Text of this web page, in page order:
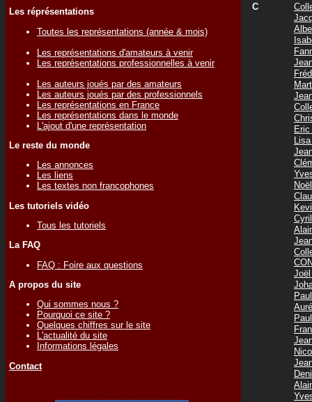
Les réprésentations
Toutes les représentations (année & mois)
Les représentations d'amateurs à venir
Les représentations professionnelles à venir
Les auteurs joués par des amateurs
Les auteurs joués par des professionnels
Les représentations en France
Les représentations dans le monde
L'ajout d'une représentation
Le reste du monde
Les annonces
Les liens
Les textes non francophones
Les tutoriels vidéo
Tous les tutoriels
La FAQ
FAQ : Foire aux questions
A propos du site
Qui sommes nous ?
Pourquoi ce site ?
Quelques chiffres sur le site
L'actualité du site
Informations légales
Contact
C